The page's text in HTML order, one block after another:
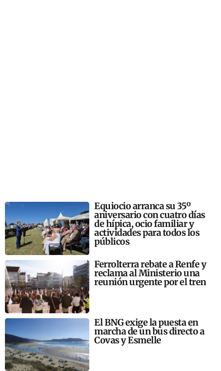
Equiocio arranca su 35º
aniversario con cuatro días
de hípica, ocio familiar y
actividades para todos los
públicos
Ferrolterra rebate a Renfe y
reclama al Ministerio una
reunión urgente por el tren
El BNG exige la puesta en
marcha de un bus directo a
Covas y Esmelle